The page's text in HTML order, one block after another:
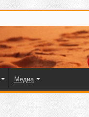
Медиа